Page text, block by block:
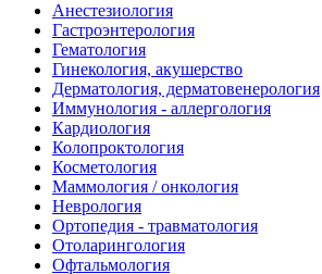
Анестезиология
Гастроэнтерология
Гематология
Гинекология, акушерство
Дерматология, дерматовенерология
Иммунология - аллергология
Кардиология
Колопроктология
Косметология
Маммология / онкология
Неврология
Ортопедия - травматология
Отоларингология
Офтальмология